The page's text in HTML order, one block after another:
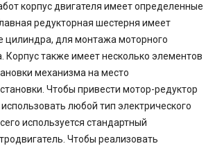
корпус двигателя имеет определенные
редукторная шестерня имеет
цилиндра, для монтажа моторного
Корпус также имеет несколько элементов
механизма на место
Чтобы привести мотор-редуктор
любой тип электрического
используется стандартный
Чтобы реализовать